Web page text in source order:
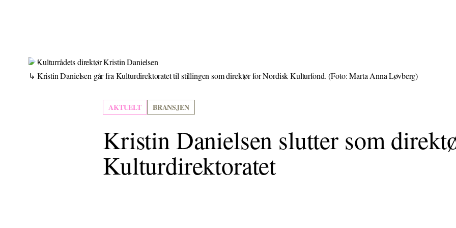
Kristin Danielsen går fra Kulturdirektoratet til stillingen som direktør for Nordisk Kulturfond. (Foto: Marta Anna Løvberg)
AKTUELT BRANSJEN
Kristin Danielsen slutter som
Kulturdirektoratet